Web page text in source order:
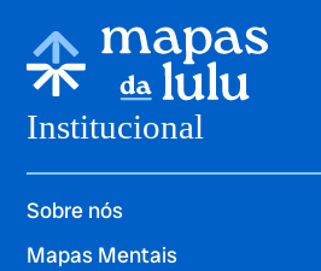
Institucional
Sobre nós
Mapas Mentais